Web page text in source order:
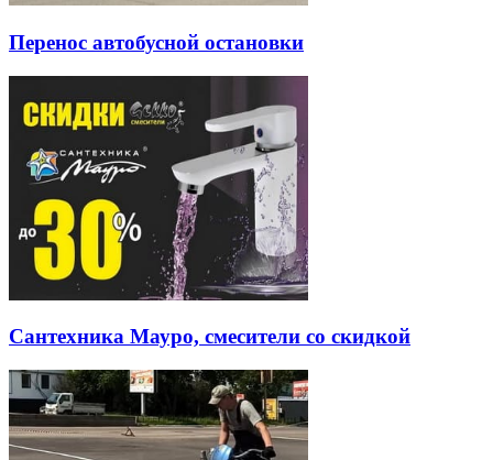
Перенос автобусной остановки
Сантехника Мауро, смесители со скидкой